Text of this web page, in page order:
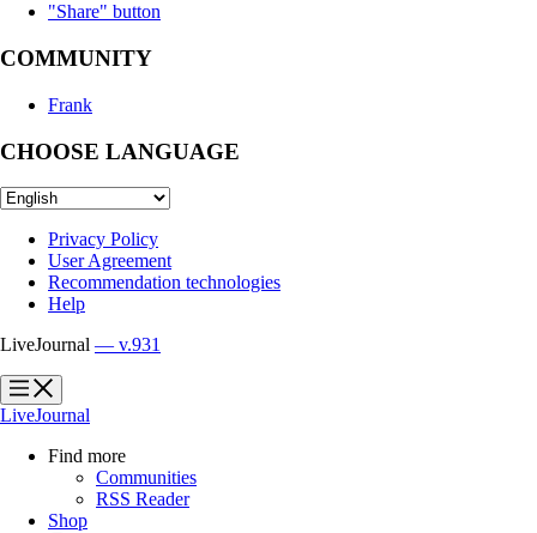
"Share" button
COMMUNITY
Frank
CHOOSE LANGUAGE
Privacy Policy
User Agreement
Recommendation technologies
Help
LiveJournal — v.931
?
?
LiveJournal
Find more
Communities
RSS Reader
Shop